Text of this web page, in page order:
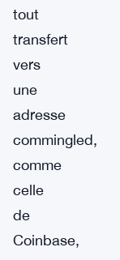
tout
transfert
vers
une
adresse
commingled,
comme
celle
de
Coinbase,